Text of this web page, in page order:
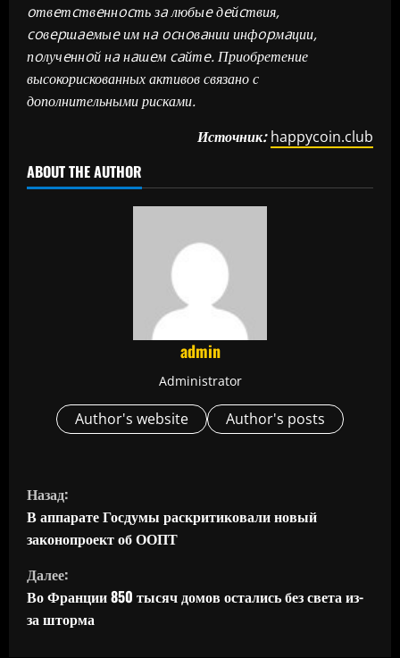
oтвeтcтвeннocть зa любыe дeйcтвия,
coвepшaeмыe им нa ocнoвaнии инфopмaции,
пoлучeннoй нa нaшeм caйтe. Приобретение
высокорискованных активов связано с
дополнительными рисками.
Источник: happycoin.club
ABOUT THE AUTHOR
admin
Administrator
Author's website Author's posts
П
р
о
д
о
Назад:
В аппарате Госдумы раскритиковали новый
законопроект об ООПТ
Далее:
Во Франции 850 тысяч домов остались без света из-
за шторма